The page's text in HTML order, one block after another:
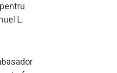
L.